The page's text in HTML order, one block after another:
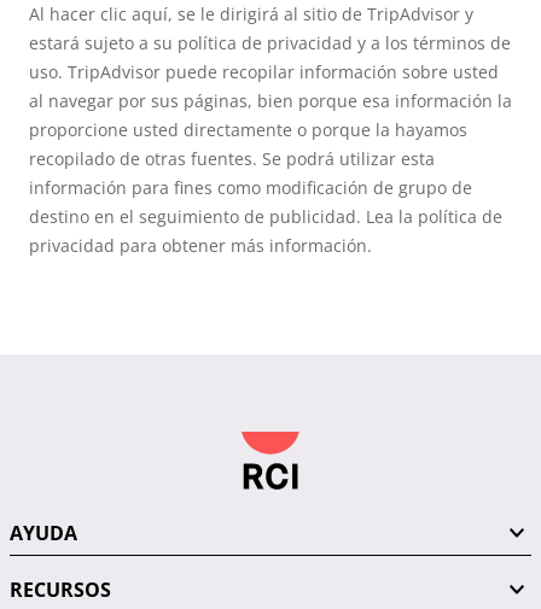
Al hacer clic aquí, se le dirigirá al sitio de TripAdvisor y
estará sujeto a su política de privacidad y a los términos de
uso. TripAdvisor puede recopilar información sobre usted
al navegar por sus páginas, bien porque esa información la
proporcione usted directamente o porque la hayamos
recopilado de otras fuentes. Se podrá utilizar esta
información para fines como modificación de grupo de
destino en el seguimiento de publicidad. Lea la política de
privacidad para obtener más información.
AYUDA
RECURSOS